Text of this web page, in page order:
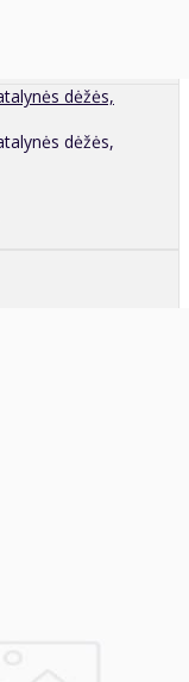
dėžės,
dėžės,